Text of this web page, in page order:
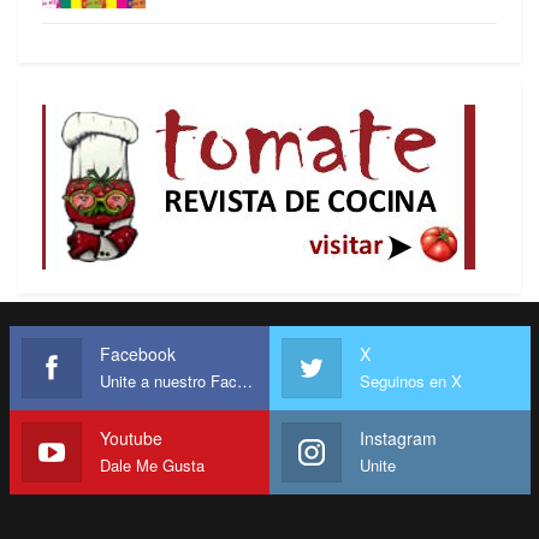
multimillonarios: Jeff Bezos la semana pasada,
Warren Buffett (el segundo más rico de Estados
Unidos), quien ha comprado varios periódicos
locales; John Henry con el Boston Globe, y otros
que han entrado a controlar medios noticiosos
multimillonarios ultraconservadores, están
interesados en adquirir Los Angeles Times y el
Chicago Tribune, entre otros.
Todo esto obviamente tiene implicaciones
políticas. El punto, como siempre, es quién
Facebook
Unite a nuestro Facebook
X
Seguinos en X
Youtube
Dale Me Gusta
Instagram
Unite